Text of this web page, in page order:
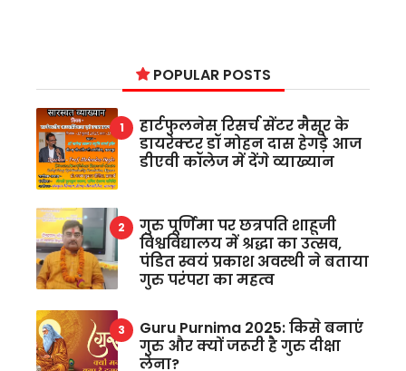
POPULAR POSTS
हार्टफुलनेस रिसर्च सेंटर मैसूर के
डायरेक्टर डॉ मोहन दास हेगड़े आज
डीएवी कॉलेज में देंगे व्याख्यान
गुरु पूर्णिमा पर छत्रपति शाहूजी
विश्वविद्यालय में श्रद्धा का उत्सव,
पंडित स्वयं प्रकाश अवस्थी ने बताया
गुरु परंपरा का महत्व
Guru Purnima 2025: किसे बनाएं
गुरु और क्यों जरूरी है गुरु दीक्षा
लेना?